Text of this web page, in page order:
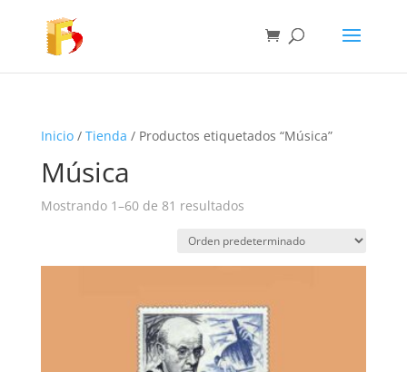
Inicio/ Tienda / Productos etiquetados “Música”
Música
Mostrando 1–60 de 81 resultados